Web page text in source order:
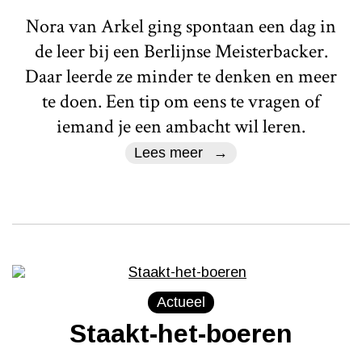
Nora van Arkel ging spontaan een dag in
de leer bij een Berlijnse Meisterbacker.
Daar leerde ze minder te denken en meer
te doen. Een tip om eens te vragen of
iemand je een ambacht wil leren.
Lees meer
Actueel
Staakt-het-boeren